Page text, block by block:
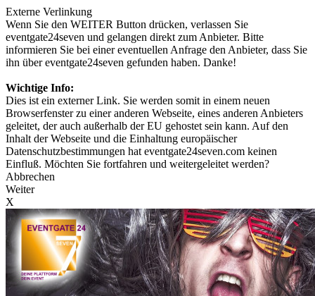
Externe Verlinkung
Wenn Sie den WEITER Button drücken, verlassen Sie
eventgate24seven und gelangen direkt zum Anbieter. Bitte
informieren Sie bei einer eventuellen Anfrage den Anbieter, dass Sie
ihn über eventgate24seven gefunden haben. Danke!
Wichtige Info:
Dies ist ein externer Link. Sie werden somit in einem neuen
Browserfenster zu einer anderen Webseite, eines anderen Anbieters
geleitet, der auch außerhalb der EU gehostet sein kann. Auf den
Inhalt der Webseite und die Einhaltung europäischer
Datenschutzbestimmungen hat eventgate24seven.com keinen
Einfluß. Möchten Sie fortfahren und weitergeleitet werden?
Abbrechen
Weiter
X